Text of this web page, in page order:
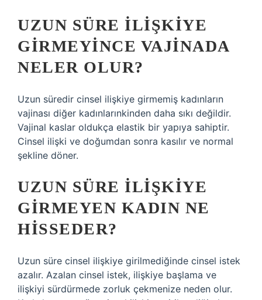
UZUN SÜRE ILIŞKIYE
GIRMEYINCE VAJINADA
NELER OLUR?
Uzun süredir cinsel ilişkiye girmemiş kadınların
vajinası diğer kadınlarınkinden daha sıkı değildir.
Vajinal kaslar oldukça elastik bir yapıya sahiptir.
Cinsel ilişki ve doğumdan sonra kasılır ve normal
şekline döner.
UZUN SÜRE ILIŞKIYE
GIRMEYEN KADIN NE
HISSEDER?
Uzun süre cinsel ilişkiye girilmediğinde cinsel istek
azalır. Azalan cinsel istek, ilişkiye başlama ve
ilişkiyi sürdürmede zorluk çekmenize neden olur.